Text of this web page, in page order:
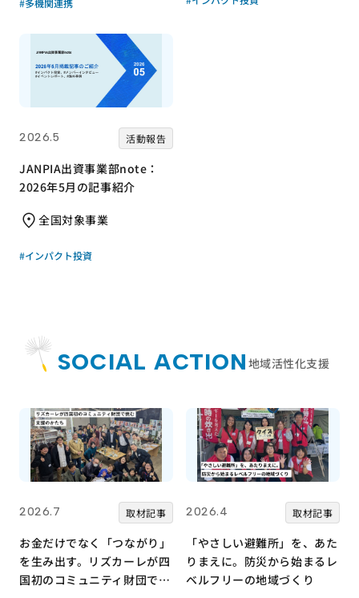
果物レポート
#多機関連携
2026.5 活動報告
JANPIA出資事業部note：
2026年5月の記事紹介
全国対象事業
#インパクト投資
SOCIAL ACTION 地域活性化支援
2026.7 取材記事
お金だけでなく「つながり」
を生み出す。リズカーレが四
国初のコミュニティ財団で挑
2026.4 取材記事
「やさしい避難所」を、あた
りまえに。防災から始まるレ
ベルフリーの地域づくり